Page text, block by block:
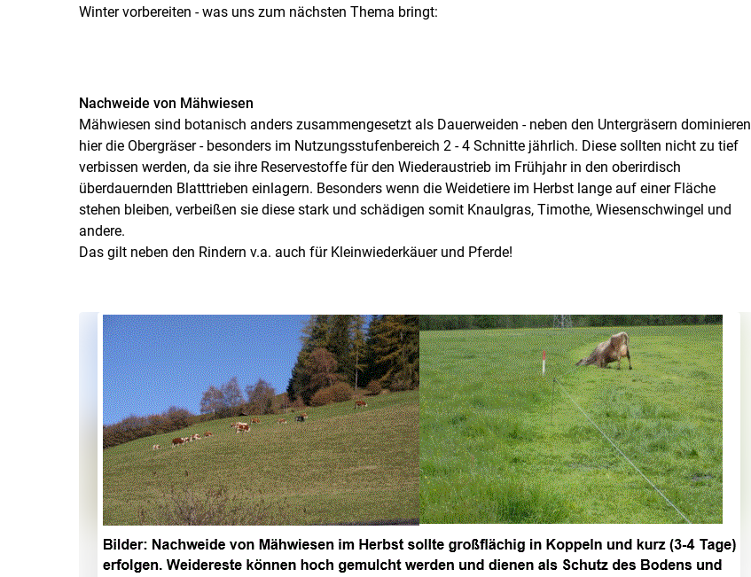
Winter vorbereiten - was uns zum nächsten Thema bringt:
Nachweide von Mähwiesen
Mähwiesen sind botanisch anders zusammengesetzt als Dauerweiden - neben den Untergräsern dominieren
hier die Obergräser - besonders im Nutzungsstufenbereich 2 - 4 Schnitte jährlich. Diese sollten nicht zu tief
verbissen werden, da sie ihre Reservestoffe für den Wiederaustrieb im Frühjahr in den oberirdisch
überdauernden Blatttrieben einlagern. Besonders wenn die Weidetiere im Herbst lange auf einer Fläche
stehen bleiben, verbeißen sie diese stark und schädigen somit Knaulgras, Timothe, Wiesenschwingel und
andere.
Das gilt neben den Rindern v.a. auch für Kleinwiederkäuer und Pferde!